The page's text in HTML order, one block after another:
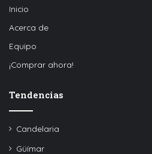
Inicio
Acerca de
Equipo
¡Comprar ahora!
Tendencias
Candelaria
Güímar